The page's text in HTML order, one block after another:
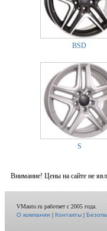
BSD
S
Внимание! Цены на сайте не
VMauto.ru работает с 2005 года.
О компании|Контакты|